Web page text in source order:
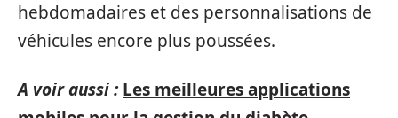
hebdomadaires et des personnalisations de
véhicules encore plus poussées.
A voir aussi : Les meilleures applications